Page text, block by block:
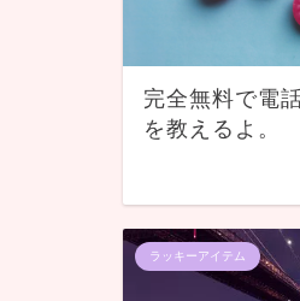
完全無料で電
を教えるよ。
ラッキーアイテム